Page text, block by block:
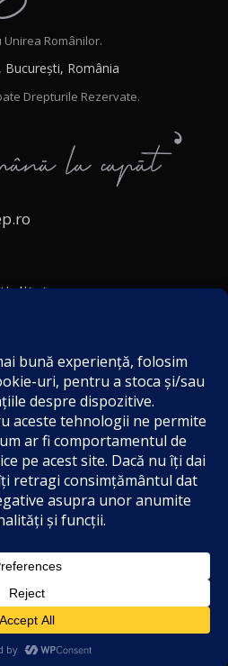
Românilor.
București, România
Drepturile Rezervate.